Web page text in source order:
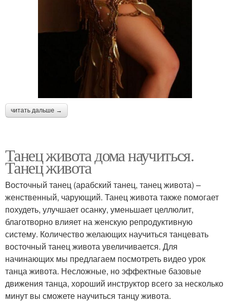
читать дальше →
Танец живота дома научиться.
Танец живота
Восточный танец (арабский танец, танец живота) –
женственный, чарующий. Танец живота также помогает
похудеть, улучшает осанку, уменьшает целлюлит,
благотворно влияет на женскую репродуктивную
систему. Количество желающих научиться танцевать
восточный танец живота увеличивается. Для
начинающих мы предлагаем посмотреть видео урок
танца живота. Несложные, но эффектные базовые
движения танца, хороший инструктор всего за несколько
минут вы сможете научиться танцу живота.